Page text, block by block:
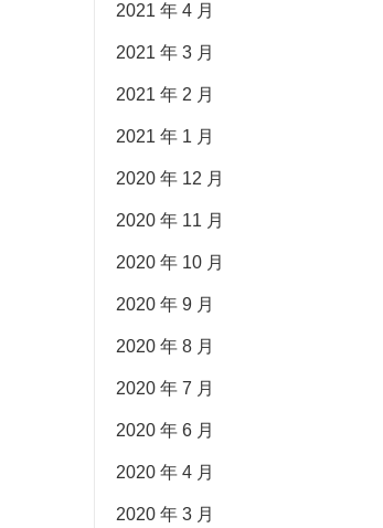
2021 年 4 月
2021 年 3 月
2021 年 2 月
2021 年 1 月
2020 年 12 月
2020 年 11 月
2020 年 10 月
2020 年 9 月
2020 年 8 月
2020 年 7 月
2020 年 6 月
2020 年 4 月
2020 年 3 月